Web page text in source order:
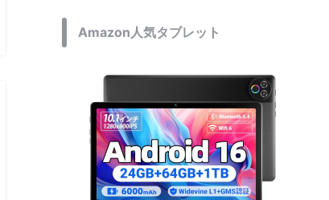
Amazon人気タブレット